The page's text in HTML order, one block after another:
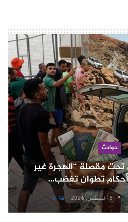
حوادث
مقصلة “الهجرة غير
أحكام تطوان تغضب…
6 أغسطس, 2026 0